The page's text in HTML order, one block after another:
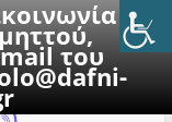
με
του